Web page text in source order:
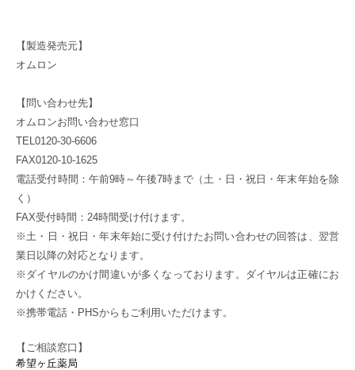
【製造発売元】
オムロン
【問い合わせ先】
オムロンお問い合わせ窓口
TEL0120-30-6606
FAX0120-10-1625
電話受付時間：午前9時～午後7時まで（土・日・祝日・年末年始を除
く）
FAX受付時間：24時間受け付けます。
※土・日・祝日・年末年始に受け付けたお問い合わせの回答は、翌営
業日以降の対応となります。
※ダイヤルのかけ間違いが多くなっております。ダイヤルは正確にお
かけください。
※携帯電話・PHSからもご利用いただけます。
【 ご相談窓口 】
希望ヶ丘薬局